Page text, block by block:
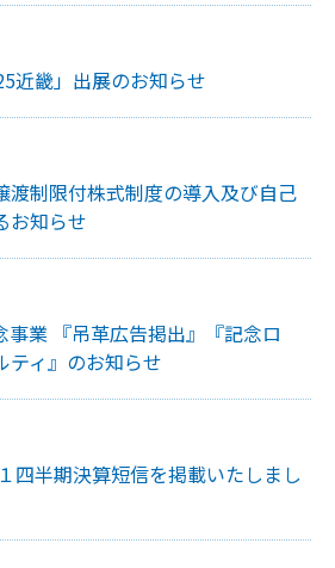
近畿」出展のお知らせ
渡制限付株式制度の導入及び自己
お知らせ
事業 『吊⾰広告掲出』『記念ロ
ティ』のお知らせ
四半期決算短信を掲載いたしまし